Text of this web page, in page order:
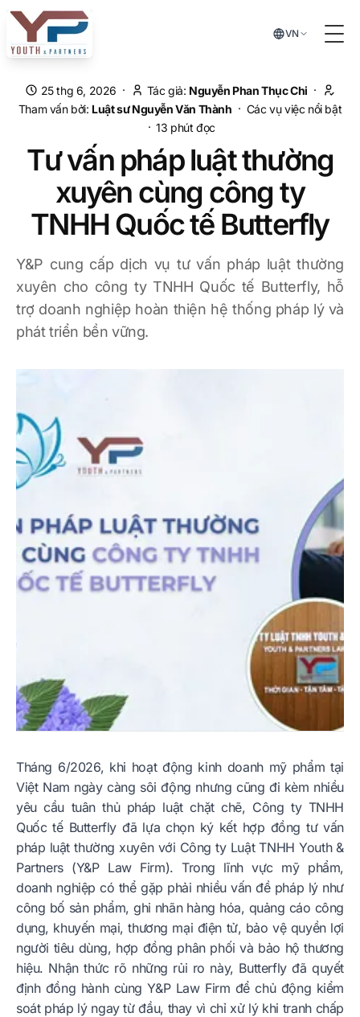
Chuyển đến nội dung chính
VN
25 thg 6, 2026 · Tác giả: Nguyễn Phan Thục Chi ·
Tham vấn bởi: Luật sư Nguyễn Văn Thành · Các vụ việc nổi bật
·13 phút đọc
Tư vấn pháp luật thường
xuyên cùng công ty
TNHH Quốc tế Butterfly
Y&P cung cấp dịch vụ tư vấn pháp luật thường
xuyên cho công ty TNHH Quốc tế Butterfly, hỗ
trợ doanh nghiệp hoàn thiện hệ thống pháp lý và
phát triển bền vững.
Tháng 6/2026, khi hoạt động kinh doanh mỹ phẩm tại
Việt Nam ngày càng sôi động nhưng cũng đi kèm nhiều
yêu cầu tuân thủ pháp luật chặt chẽ, Công ty TNHH
Quốc tế Butterfly đã lựa chọn ký kết hợp đồng tư vấn
pháp luật thường xuyên với Công ty Luật TNHH Youth &
Partners (Y&P Law Firm). Trong lĩnh vực mỹ phẩm,
doanh nghiệp có thể gặp phải nhiều vấn đề pháp lý như
công bố sản phẩm, ghi nhãn hàng hóa, quảng cáo công
dụng, khuyến mại, thương mại điện tử, bảo vệ quyền lợi
người tiêu dùng, hợp đồng phân phối và bảo hộ thương
hiệu. Nhận thức rõ những rủi ro này, Butterfly đã quyết
định đồng hành cùng Y&P Law Firm để chủ động kiểm
soát pháp lý ngay từ đầu, thay vì chỉ xử lý khi tranh chấp